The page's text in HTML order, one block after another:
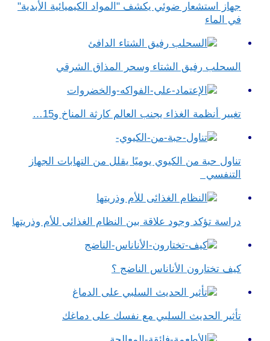
جهاز استشعار ضوئي يكشف "المواد الكيميائية الأبدية"
في الماء
السحلب رفيق الشتاء وسحر المذاق الشرقي
تغيير أنظمة الغذاء يجنب العالم كارثة المناخ و15…
تناول حبة من الكيوي يوميًا يقلل من التهابات الجهاز
التنفسي
دراسة تؤكد وجود علاقة بين النظام الغذائى للأم وذريتها
كيف تختارون الأناناس الناضج ؟
تأثير الحديث السلبي مع نفسك على دماغك